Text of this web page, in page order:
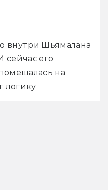
внутри Шьямалана
сейчас его
на
логику.